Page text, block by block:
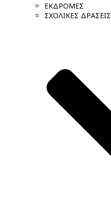
ΕΚΔΡΟΜΕΣ
ΣΧΟΛΙΚΕΣ ΔΡΑΣΕΙΣ